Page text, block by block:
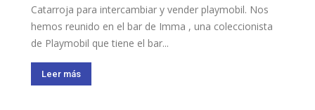
Catarroja para intercambiar y vender playmobil. Nos
hemos reunido en el bar de Imma , una coleccionista
de Playmobil que tiene el bar...
Leer más